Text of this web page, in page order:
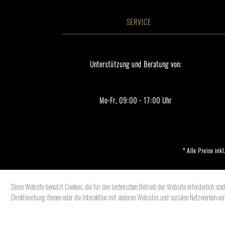
SERVICE
Unterstützung und Beratung von:
Mo-Fr, 09:00 - 17:00 Uhr
* Alle Preise
Diese Website benutzt Cookies, die für den technischen Betrieb der Website erforderlich
Direktwerbung dienen oder die Interaktion mit anderen Websites und sozialen Netzwerken